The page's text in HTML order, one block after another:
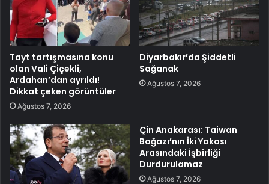
Tayt tartışmasına konu
olan Vali Çiçekli,
Ardahan’dan ayrıldı!
Dikkat çeken görüntüler
Ağustos 7, 2026
Diyarbakır’da Şiddetli
Sağanak
Ağustos 7, 2026
Çin Anakarası: Taiwan
Boğazı’nın İki Yakası
Arasındaki İşbirliği
Durdurulamaz
Ağustos 7, 2026